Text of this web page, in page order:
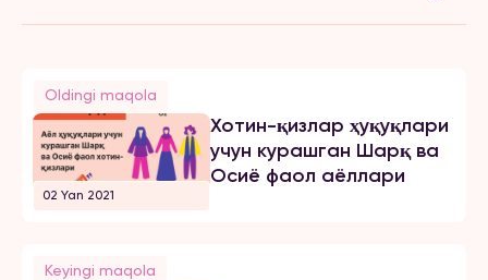
Oldingi maqola
02 Yan 2021
Хотин-қизлар ҳуқуқлари
учун курашган Шарқ ва
Осиё фаол аёллари
Keyingi maqola